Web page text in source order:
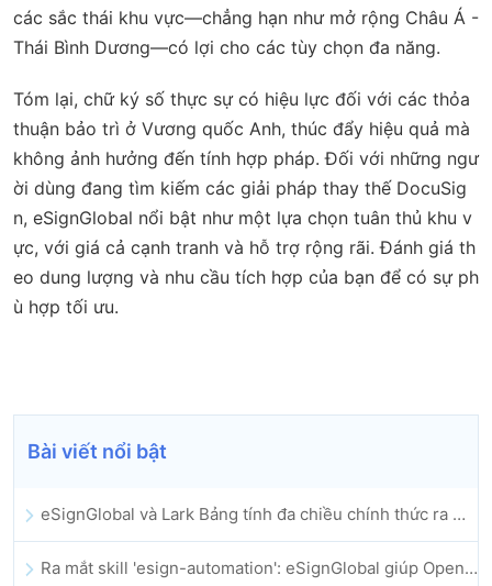
các sắc thái khu vực—chẳng hạn như mở rộng Châu Á -
Thái Bình Dương—có lợi cho các tùy chọn đa năng.
Tóm lại, chữ ký số thực sự có hiệu lực đối với các thỏa
thuận bảo trì ở Vương quốc Anh, thúc đẩy hiệu quả mà
không ảnh hưởng đến tính hợp pháp. Đối với những ngư
ời dùng đang tìm kiếm các giải pháp thay thế DocuSig
n, eSignGlobal nổi bật như một lựa chọn tuân thủ khu v
ực, với giá cả cạnh tranh và hỗ trợ rộng rãi. Đánh giá th
eo dung lượng và nhu cầu tích hợp của bạn để có sự ph
ù hợp tối ưu.
Bài viết nổi bật
eSignGlobal và Lark Bảng tính đa chiều chính thức ra mắt: Tự động hóa toàn bộ quy trình ký kết và lưu trữ hợp đồng điện tử
Ra mắt skill 'esign-automation': eSignGlobal giúp OpenClaw triển khai chữ ký điện tử tự động